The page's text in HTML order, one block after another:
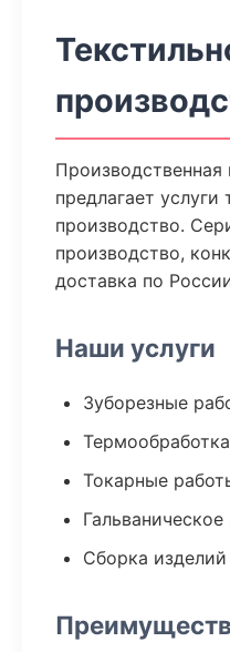
Производственная
предлагает услуги
производство.
производство,
доставка по
Наши услуги
Зуборезные
Токарные
Сборка изделий